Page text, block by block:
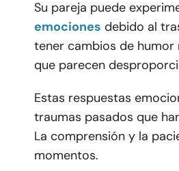
Su pareja puede
emociones debido al
tener cambios de humor
que parecen
Estas respuestas
traumas pasados que
La comprensión y la
momentos.